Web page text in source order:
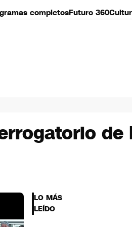
completosFuturo 360
LO MÁS
LEÍDO